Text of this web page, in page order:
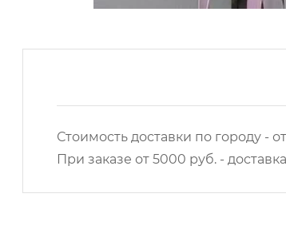
Стоимость доставки по городу -
При заказе от 5000 руб. -